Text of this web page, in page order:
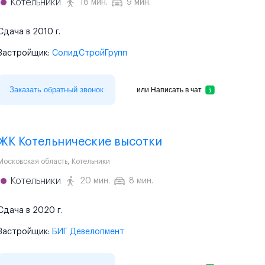
Котельники 18 мин. 9 мин.
в 2010 г.
СолидСтройГрупп
Заказать обратный звонок или Написать в чат
Котельнические высотки
область, Котельники
Котельники 20 мин. 8 мин.
в 2020 г.
БИГ Девелопмент